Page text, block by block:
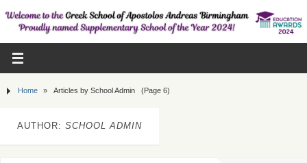
Home » Articles by School Admin (Page 6)
AUTHOR: SCHOOL ADMIN